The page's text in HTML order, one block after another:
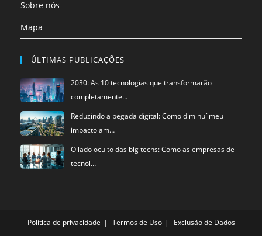
Sobre nós
Mapa
ÚLTIMAS PUBLICAÇÕES
2030: As 10 tecnologias que transformarão
completamente…
Reduzindo a pegada digital: Como diminuí meu
impacto am…
O lado oculto das big techs: Como as empresas de
tecnol…
Política de privacidade Termos de Uso Exclusão de Dados